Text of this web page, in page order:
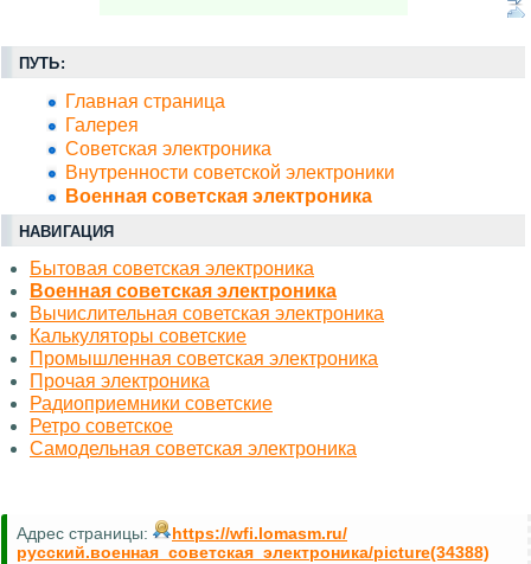
ПУТЬ:
Главная страница
Галерея
Советская электроника
Внутренности советской электроники
Военная советская электроника
НАВИГАЦИЯ
Бытовая советская электроника
Военная советская электроника
Вычислительная советская электроника
Калькуляторы советские
Промышленная советская электроника
Прочая электроника
Радиоприемники советские
Ретро советское
Самодельная советская электроника
Адрес страницы:
https://wfi.lomasm.ru/
русский.военная_советская_электроника/picture(34388)